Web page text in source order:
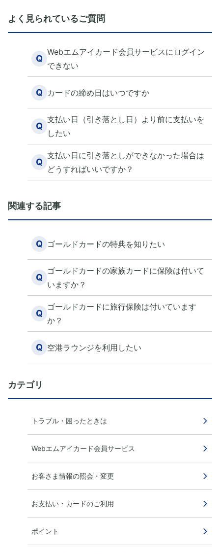
よく見られているご質問
Q
Webエムアイカード会員サービスにログイン
できない
Q カードの締め日はいつですか
Q
支払い日（引き落とし日）より前に支払いを
したい
Q
支払い日に引き落としができなかった場合は
どうすればいいですか？
関連する記事
Q ゴールドカードの特典を知りたい
Q
ゴールドカードの家族カードに保険は付いて
いますか？
Q
ゴールドカードに旅行保険は付いています
か？
Q 空港ラウンジを利用したい
カテゴリ
トラブル・困ったときは
Webエムアイカード会員サービス
お客さま情報の照会・変更
お支払い・カードのご利用
ポイント